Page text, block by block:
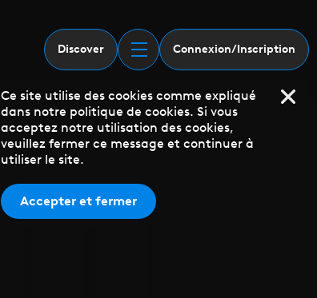
Discover Connexion/Inscription
Ce site utilise des cookies comme expliqué
dans notre politique de cookies. Si vous
acceptez notre utilisation des cookies,
veuillez fermer ce message et continuer à
utiliser le site.
Accepter et fermer